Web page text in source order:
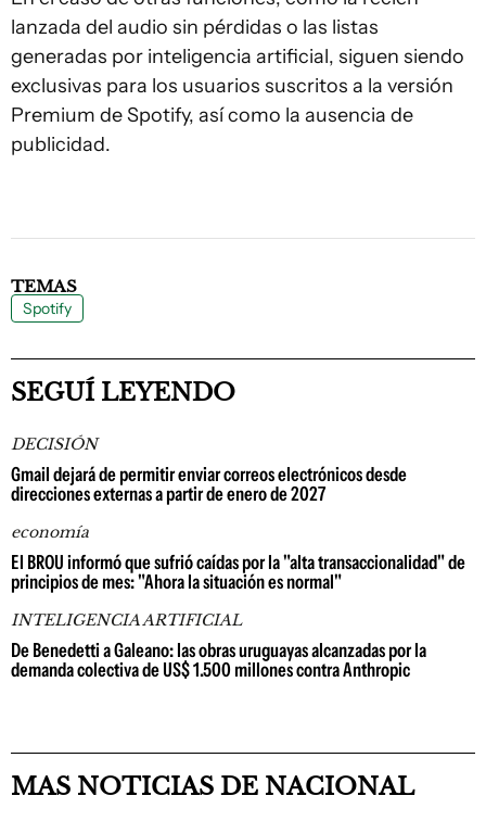
lanzada del audio sin pérdidas o las listas
generadas por inteligencia artificial, siguen siendo
exclusivas para los usuarios suscritos a la versión
Premium de Spotify, así como la ausencia de
publicidad.
TEMAS
Spotify
SEGUÍ LEYENDO
DECISIÓN
Gmail dejará de permitir enviar correos electrónicos desde
direcciones externas a partir de enero de 2027
economía
El BROU informó que sufrió caídas por la "alta transaccionalidad" de
principios de mes: "Ahora la situación es normal"
INTELIGENCIA ARTIFICIAL
De Benedetti a Galeano: las obras uruguayas alcanzadas por la
demanda colectiva de US$ 1.500 millones contra Anthropic
MAS NOTICIAS DE NACIONAL